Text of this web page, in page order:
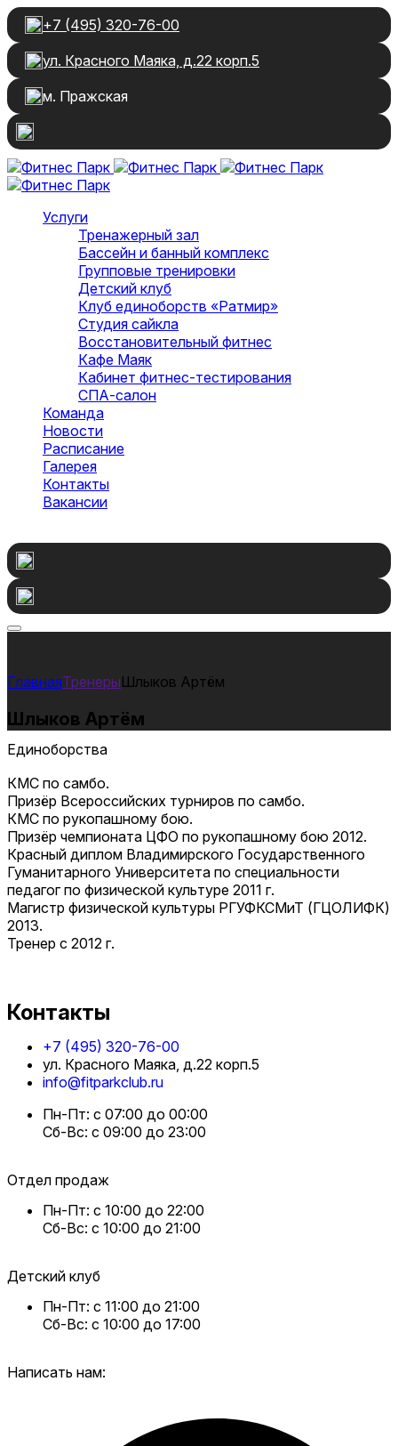
+7 (495) 320-76-00
ул. Красного Маяка, д.22 корп.5
м. Пражская
Услуги
Тренажерный зал
Бассейн и банный комплекс
Групповые тренировки
Детский клуб
Клуб единоборств «Ратмир»
Студия сайкла
Восстановительный фитнес
Кафе Маяк
Кабинет фитнес-тестирования
СПА-салон
Команда
Новости
Расписание
Галерея
Контакты
Вакансии
ТренерыШлыков Артём
Шлыков Артём
Единоборства
КМС по самбо.
Призёр Всероссийских турниров по самбо.
КМС по рукопашному бою.
Призёр чемпионата ЦФО по рукопашному бою 2012.
Красный диплом Владимирского Государственного
Гуманитарного Университета по специальности
педагог по физической культуре 2011 г.
Магистр физической культуры РГУФКСМиТ (ГЦОЛИФК)
2013.
Тренер с 2012 г.
Контакты
+7 (495) 320-76-00
ул. Красного Маяка, д.22 корп.5
info@fitparkclub.ru
Пн-Пт: с 07:00 до 00:00
Сб-Вс: с 09:00 до 23:00
Отдел продаж
Пн-Пт: с 10:00 до 22:00
Сб-Вс: с 10:00 до 21:00
Детский клуб
Пн-Пт: с 11:00 до 21:00
Сб-Вс: с 10:00 до 17:00
Написать нам: